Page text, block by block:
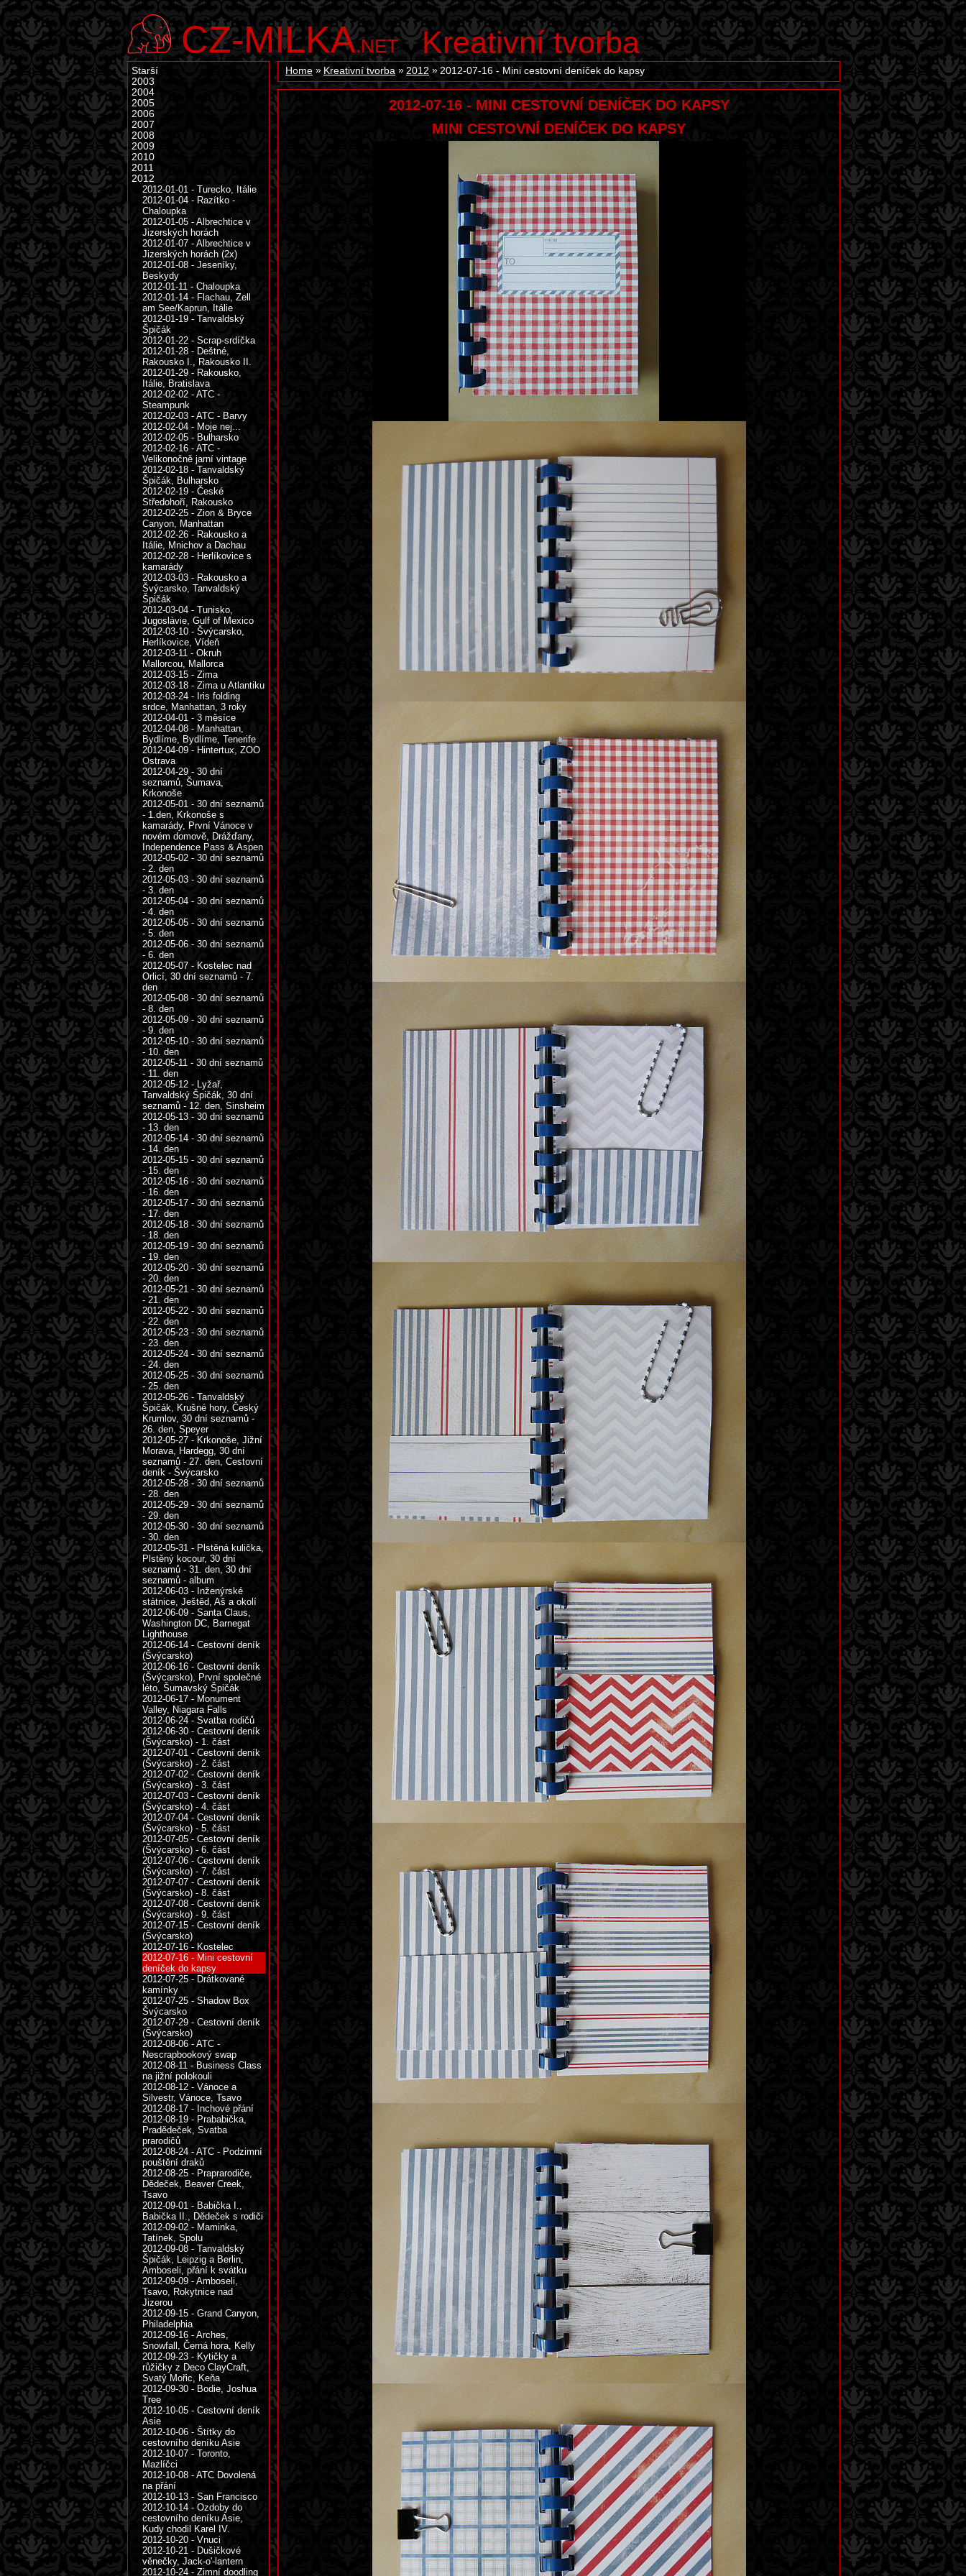
CZ-MILKA.NET Kreativní tvorba
Home Kreativní tvorba 2012 2012-07-16 - Mini cestovní deníček do kapsy
2012-07-16 - MINI CESTOVNÍ DENÍČEK DO KAPSY
MINI CESTOVNÍ DENÍČEK DO KAPSY
Starší
2003
2004
2005
2006
2007
2008
2009
2010
2011
2012
2012-01-01 - Turecko, Itálie
2012-01-04 - Razítko -
Chaloupka
2012-01-05 - Albrechtice v
Jizerských horách
2012-01-07 - Albrechtice v
Jizerských horách (2x)
2012-01-08 - Jeseníky,
Beskydy
2012-01-11 - Chaloupka
2012-01-14 - Flachau, Zell
am See/Kaprun, Itálie
2012-01-19 - Tanvaldský
Špičák
2012-01-22 - Scrap-srdíčka
2012-01-28 - Deštné,
Rakousko I., Rakousko II.
2012-01-29 - Rakousko,
Itálie, Bratislava
2012-02-02 - ATC -
Steampunk
2012-02-03 - ATC - Barvy
2012-02-04 - Moje nej...
2012-02-05 - Bulharsko
2012-02-16 - ATC -
Velikonočně jarní vintage
2012-02-18 - Tanvaldský
Špičák, Bulharsko
2012-02-19 - České
Středohoří, Rakousko
2012-02-25 - Zion & Bryce
Canyon, Manhattan
2012-02-26 - Rakousko a
Itálie, Mnichov a Dachau
2012-02-28 - Herlíkovice s
kamarády
2012-03-03 - Rakousko a
Švýcarsko, Tanvaldský
Špičák
2012-03-04 - Tunisko,
Jugoslávie, Gulf of Mexico
2012-03-10 - Švýcarsko,
Herlíkovice, Vídeň
2012-03-11 - Okruh
Mallorcou, Mallorca
2012-03-15 - Zima
2012-03-18 - Zima u Atlantiku
2012-03-24 - Iris folding
srdce, Manhattan, 3 roky
2012-04-01 - 3 měsíce
2012-04-08 - Manhattan,
Bydlíme, Bydlíme, Tenerife
2012-04-09 - Hintertux, ZOO
Ostrava
2012-04-29 - 30 dní
seznamů, Šumava,
Krkonoše
2012-05-01 - 30 dní seznamů
- 1.den, Krkonoše s
kamarády, První Vánoce v
novém domově, Drážďany,
Independence Pass & Aspen
2012-05-02 - 30 dní seznamů
- 2. den
2012-05-03 - 30 dní seznamů
- 3. den
2012-05-04 - 30 dní seznamů
- 4. den
2012-05-05 - 30 dní seznamů
- 5. den
2012-05-06 - 30 dní seznamů
- 6. den
2012-05-07 - Kostelec nad
Orlicí, 30 dní seznamů - 7.
den
2012-05-08 - 30 dní seznamů
- 8. den
2012-05-09 - 30 dní seznamů
- 9. den
2012-05-10 - 30 dní seznamů
- 10. den
2012-05-11 - 30 dní seznamů
- 11. den
2012-05-12 - Lyžař,
Tanvaldský Špičák, 30 dní
seznamů - 12. den, Sinsheim
2012-05-13 - 30 dní seznamů
- 13. den
2012-05-14 - 30 dní seznamů
- 14. den
2012-05-15 - 30 dní seznamů
- 15. den
2012-05-16 - 30 dní seznamů
- 16. den
2012-05-17 - 30 dní seznamů
- 17. den
2012-05-18 - 30 dní seznamů
- 18. den
2012-05-19 - 30 dní seznamů
- 19. den
2012-05-20 - 30 dní seznamů
- 20. den
2012-05-21 - 30 dní seznamů
- 21. den
2012-05-22 - 30 dní seznamů
- 22. den
2012-05-23 - 30 dní seznamů
- 23. den
2012-05-24 - 30 dní seznamů
- 24. den
2012-05-25 - 30 dní seznamů
- 25. den
2012-05-26 - Tanvaldský
Špičák, Krušné hory, Český
Krumlov, 30 dní seznamů -
26. den, Speyer
2012-05-27 - Krkonoše, Jižní
Morava, Hardegg, 30 dní
seznamů - 27. den, Cestovní
deník - Švýcarsko
2012-05-28 - 30 dní seznamů
- 28. den
2012-05-29 - 30 dní seznamů
- 29. den
2012-05-30 - 30 dní seznamů
- 30. den
2012-05-31 - Plstěná kulička,
Plstěný kocour, 30 dní
seznamů - 31. den, 30 dní
seznamů - album
2012-06-03 - Inženýrské
státnice, Ještěd, Aš a okolí
2012-06-09 - Santa Claus,
Washington DC, Barnegat
Lighthouse
2012-06-14 - Cestovní deník
(Švýcarsko)
2012-06-16 - Cestovní deník
(Švýcarsko), První společné
léto, Šumavský Špičák
2012-06-17 - Monument
Valley, Niagara Falls
2012-06-24 - Svatba rodičů
2012-06-30 - Cestovní deník
(Švýcarsko) - 1. část
2012-07-01 - Cestovní deník
(Švýcarsko) - 2. část
2012-07-02 - Cestovní deník
(Švýcarsko) - 3. část
2012-07-03 - Cestovní deník
(Švýcarsko) - 4. část
2012-07-04 - Cestovní deník
(Švýcarsko) - 5. část
2012-07-05 - Cestovní deník
(Švýcarsko) - 6. část
2012-07-06 - Cestovní deník
(Švýcarsko) - 7. část
2012-07-07 - Cestovní deník
(Švýcarsko) - 8. část
2012-07-08 - Cestovní deník
(Švýcarsko) - 9. část
2012-07-15 - Cestovní deník
(Švýcarsko)
2012-07-16 - Kostelec
2012-07-16 - Mini cestovní
deníček do kapsy
2012-07-25 - Drátkované
kamínky
2012-07-25 - Shadow Box
Švýcarsko
2012-07-29 - Cestovní deník
(Švýcarsko)
2012-08-06 - ATC -
Nescrapbookový swap
2012-08-11 - Business Class
na jižní polokouli
2012-08-12 - Vánoce a
Silvestr, Vánoce, Tsavo
2012-08-17 - Inchové přání
2012-08-19 - Prababička,
Pradědeček, Svatba
prarodičů
2012-08-24 - ATC - Podzimní
pouštění draků
2012-08-25 - Praprarodiče,
Dědeček, Beaver Creek,
Tsavo
2012-09-01 - Babička I.,
Babička II., Dědeček s rodiči
2012-09-02 - Maminka,
Tatínek, Spolu
2012-09-08 - Tanvaldský
Špičák, Leipzig a Berlin,
Amboseli, přání k svátku
2012-09-09 - Amboseli,
Tsavo, Rokytnice nad
Jizerou
2012-09-15 - Grand Canyon,
Philadelphia
2012-09-16 - Arches,
Snowfall, Černá hora, Kelly
2012-09-23 - Kytičky a
růžičky z Deco ClayCraft,
Svatý Mořic, Keňa
2012-09-30 - Bodie, Joshua
Tree
2012-10-05 - Cestovní deník
Asie
2012-10-06 - Štítky do
cestovního deníku Asie
2012-10-07 - Toronto,
Mazlíčci
2012-10-08 - ATC Dovolená
na přání
2012-10-13 - San Francisco
2012-10-14 - Ozdoby do
cestovního deníku Asie,
Kudy chodil Karel IV.
2012-10-20 - Vnuci
2012-10-21 - Dušičkové
věnečky, Jack-o'-lantern
2012-10-24 - Zimní doodling